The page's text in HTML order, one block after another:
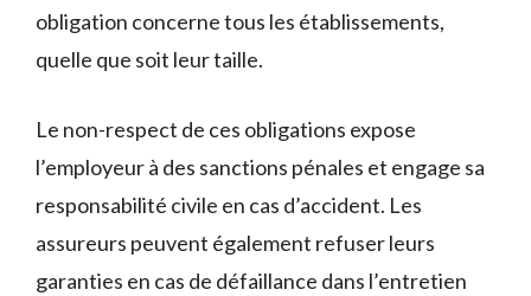
obligation concerne tous les établissements,
quelle que soit leur taille.
Le non-respect de ces obligations expose
l’employeur à des sanctions pénales et engage sa
responsabilité civile en cas d’accident. Les
assureurs peuvent également refuser leurs
garanties en cas de défaillance dans l’entretien